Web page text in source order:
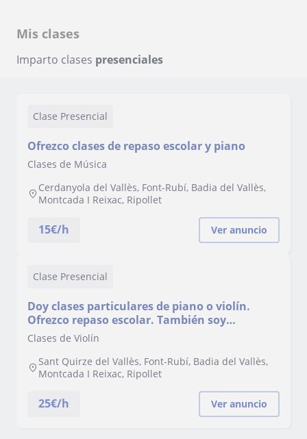
Mis clases
Imparto clases presenciales
Clase Presencial
Ofrezco clases de repaso escolar y piano
Clases de Música
Cerdanyola del Vallès, Font-Rubí, Badia del Vallès,
Montcada I Reixac, Ripollet
15€/h Ver anuncio
Clase Presencial
Doy clases particulares de piano o violín.
Ofrezco repaso escolar. También soy
psicóloga clínica
Clases de Violín
Sant Quirze del Vallès, Font-Rubí, Badia del Vallès,
Montcada I Reixac, Ripollet
25€/h Ver anuncio